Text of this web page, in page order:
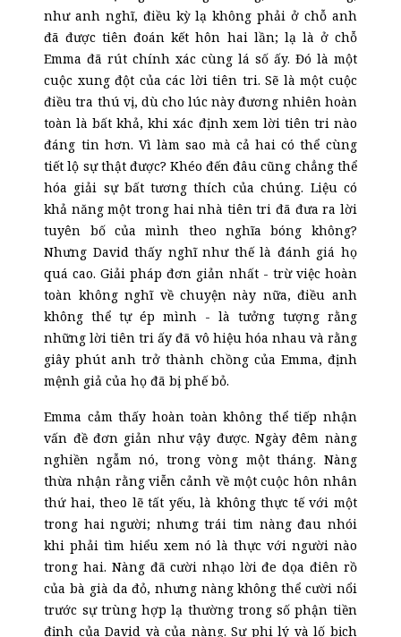
như anh nghĩ, điều kỳ lạ không phải ở chỗ anh
đã được tiên đoán kết hôn hai lần; lạ là ở chỗ
Emma đã rút chính xác cùng lá số ấy. Đó là một
cuộc xung đột của các lời tiên tri. Sẽ là một cuộc
điều tra thú vị, dù cho lúc này đương nhiên hoàn
toàn là bất khả, khi xác định xem lời tiên tri nào
đáng tin hơn. Vì làm sao mà cả hai có thể cùng
tiết lộ sự thật được? Khéo đến đâu cũng chẳng thể
hóa giải sự bất tương thích của chúng. Liệu có
khả năng một trong hai nhà tiên tri đã đưa ra lời
tuyên bố của mình theo nghĩa bóng không?
Nhưng David thấy nghĩ như thế là đánh giá họ
quá cao. Giải pháp đơn giản nhất - trừ việc hoàn
toàn không nghĩ về chuyện này nữa, điều anh
không thể tự ép mình - là tưởng tượng rằng
những lời tiên tri ấy đã vô hiệu hóa nhau và rằng
giây phút anh trở thành chồng của Emma, định
mệnh giả của họ đã bị phế bỏ.
Emma cảm thấy hoàn toàn không thể tiếp nhận
vấn đề đơn giản như vậy được. Ngày đêm nàng
nghiền ngẫm nó, trongvòng một tháng. Nàng
thừa nhận rằng viễn cảnh về một cuộc hôn nhân
thứ hai, theo lẽ tất yếu, là không thực tế với một
trong hai người; nhưng trái tim nàng đau nhói
khi phải tìm hiểu xem nó là thực với người nào
trong hai. Nàng đã cười nhạo lời đe dọa điên rồ
của bà già da đỏ, nhưng nàng không thể cười nổi
trước sự trùng hợp lạ thường trong số phận tiền
định của David và của nàng. Sự phi lý và lố bịch